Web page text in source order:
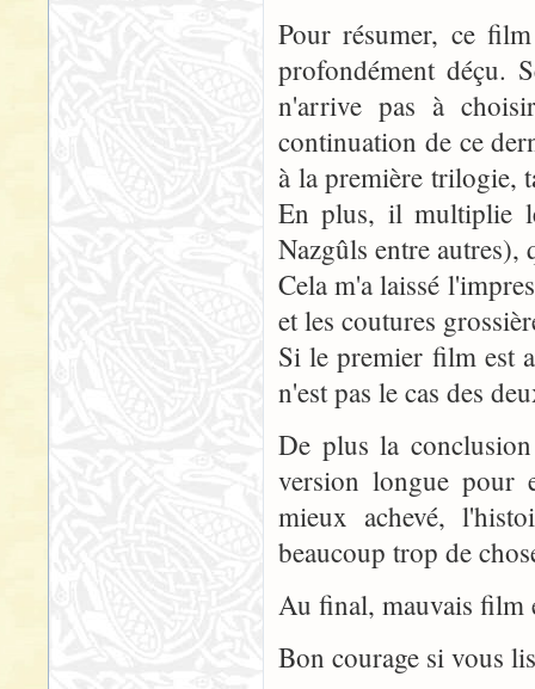
Pour résumer, ce
profondément déçu.
n'arrive pas à
continuation de ce
à la première trilogie,
En plus, il multiplie
Nazgûls entre
Cela m'a laissé
et les coutures
Si le premier film est
n'est pas le cas des
De plus la
version longue pour
mieux achevé,
beaucoup trop de
Au final, mauvais film
Bon courage si vous